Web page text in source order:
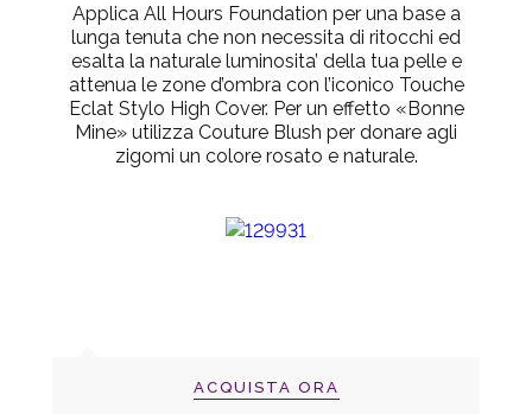
Applica All Hours Foundation per una base a
lunga tenuta che non necessita di ritocchi ed
esalta la naturale luminosita’ della tua pelle e
attenua le zone d’ombra con l’iconico Touche
Eclat Stylo High Cover. Per un effetto «Bonne
Mine» utilizza Couture Blush per donare agli
zigomi un colore rosato e naturale.
ACQUISTA ORA